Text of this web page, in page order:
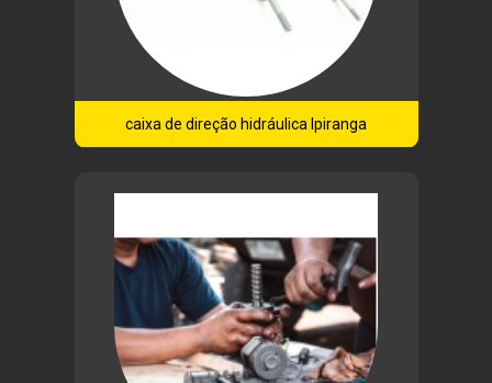
caixa de direção hidráulica Ipiranga